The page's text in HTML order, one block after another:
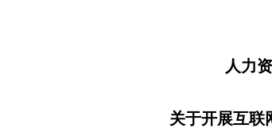
人力
关于开展互联